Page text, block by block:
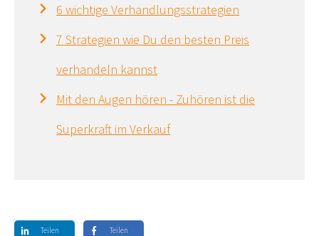
6 wichtige Verhandlungsstrategien
7 Strategien wie Du den besten Preis
verhandeln kannst
Mit den Augen hören - Zuhören ist die
Superkraft im Verkauf
Teilen Teilen